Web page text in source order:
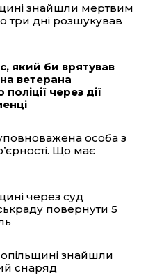
t
A
p
знайшли мертвим
три дні розшукував
який би врятував
ветерана
через дії
особа з
Що має
через суд
повернути 5
знайшли
снаряд